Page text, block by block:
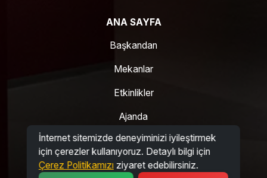
İnternet sitemizde deneyiminizi iyileştirmek
için çerezler kullanıyoruz. Detaylı bilgi için
Çerez Politikamızı ziyaret edebilirsiniz.
ANA SAYFA
Başkandan
Mekanlar
Etkinlikler
Ajanda
İletişim